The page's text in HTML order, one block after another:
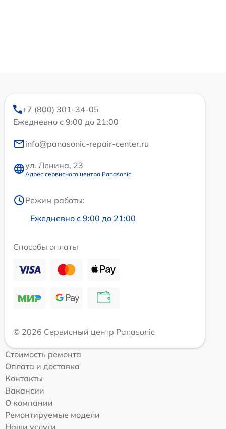
+7 (800) 301-34-05
Ежедневно с 9:00 до 21:00
info@panasonic-repair-center.ru
ул. Ленина, 23
Адрес сервисного центра Panasonic
Режим работы:
Ежедневно с 9:00 до 21:00
Способы оплаты
© 2026 Сервисный центр Panasonic
Стоимость ремонта
Оплата и доставка
Контакты
Вакансии
О компании
Ремонтируемые модели
Наши услуги